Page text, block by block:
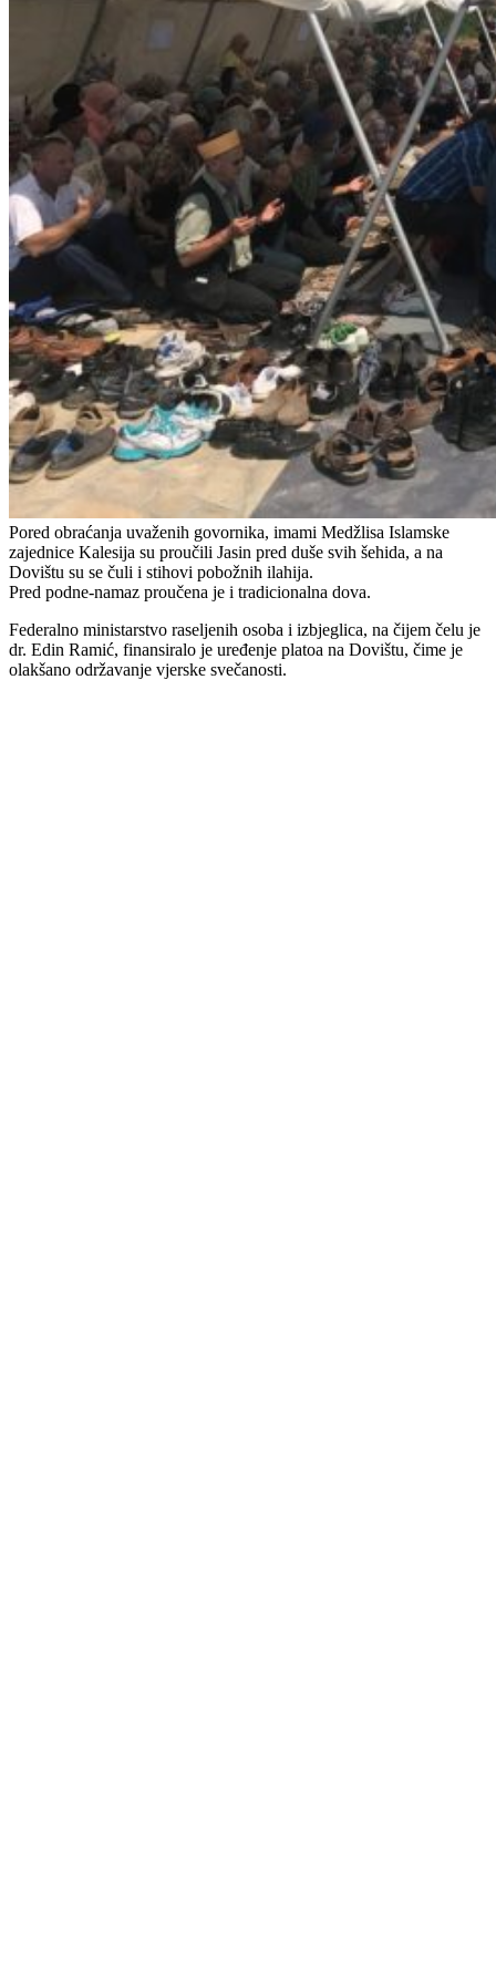
Pored obraćanja uvaženih govornika, imami Medžlisa Islamske
zajednice Kalesija su proučili Jasin pred duše svih šehida, a na
Dovištu su se čuli i stihovi pobožnih ilahija.
Pred podne-namaz proučena je i tradicionalna dova.
Federalno ministarstvo raseljenih osoba i izbjeglica, na čijem čelu je
dr. Edin Ramić, finansiralo je uređenje platoa na Dovištu, čime je
olakšano održavanje vjerske svečanosti.